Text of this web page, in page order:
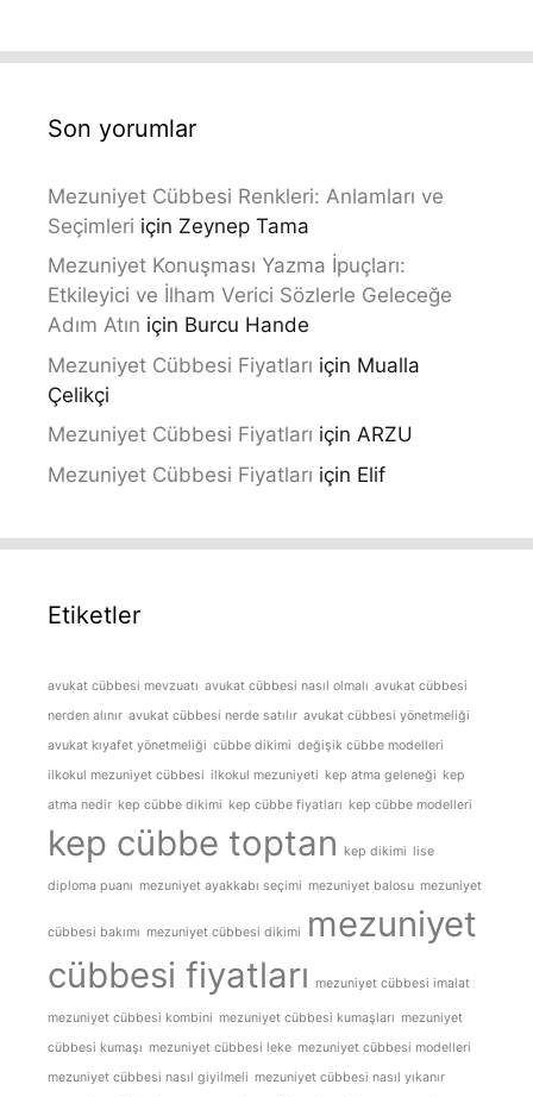
t
o
Son yorumlar
Mezuniyet Cübbesi Renkleri: Anlamları ve
Seçimleri için Zeynep Tama
Mezuniyet Konuşması Yazma İpuçları:
Etkileyici ve İlham Verici Sözlerle Geleceğe
Adım Atın için Burcu Hande
Mezuniyet Cübbesi Fiyatları için Mualla
Çelikçi
Mezuniyet Cübbesi Fiyatları için ARZU
Mezuniyet Cübbesi Fiyatları için Elif
Etiketler
avukat cübbesi mevzuatı avukat cübbesi nasıl olmalı avukat cübbesi
nerden alınır avukat cübbesi nerde satılır avukat cübbesi yönetmeliği
avukat kıyafet yönetmeliği cübbe dikimi değişik cübbe modelleri
ilkokul mezuniyet cübbesi ilkokul mezuniyeti kep atma geleneği kep
atma nedir kep cübbe dikimi kep cübbe fiyatları kep cübbe modelleri
kep cübbe toptan kep dikimi lise
diploma puanı mezuniyet ayakkabı seçimi mezuniyet balosu mezuniyet
cübbesi bakımı mezuniyet cübbesi dikimi
mezuniyet
cübbesi fiyatları mezuniyet cübbesi imalat
mezuniyet cübbesi kombini mezuniyet cübbesi kumaşları mezuniyet
cübbesi kumaşı mezuniyet cübbesi leke mezuniyet cübbesi modelleri
mezuniyet cübbesi nasıl giyilmeli mezuniyet cübbesi nasıl yıkanır